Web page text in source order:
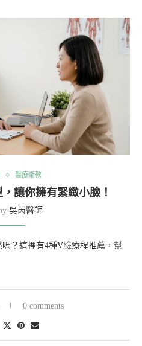
醫療衛教
讓你擁有緊緻小臉！
吳芮醫師
？這裡有4種V臉療程推薦，幫
0 comments